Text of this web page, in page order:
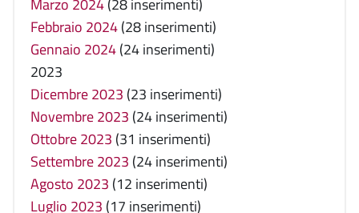
Marzo 2024(28 inserimenti)
Febbraio 2024(28 inserimenti)
Gennaio 2024(24 inserimenti)
2023
Dicembre 2023 (23 inserimenti)
Novembre 2023 (24 inserimenti)
Ottobre 2023 (31 inserimenti)
Settembre 2023 (24 inserimenti)
Agosto 2023 (12 inserimenti)
Luglio 2023 (17 inserimenti)